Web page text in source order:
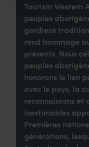
Tourism Western
peuples
gardiens
rend hommage
présents. Nous
peuples
honorons le lien
avec le pays, la
reconnaissons et
inestimables
Premières
générations,